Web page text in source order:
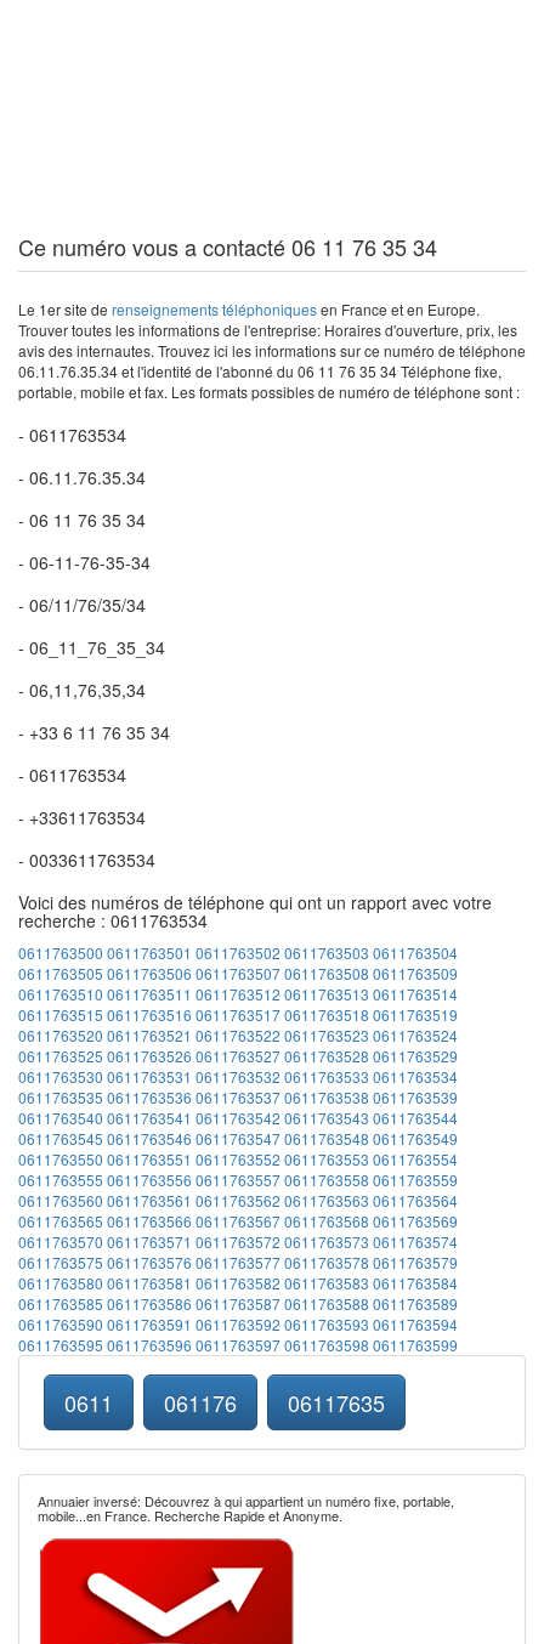
Ce numéro vous a contacté 06 11 76 35 34
Le 1er site de renseignements téléphoniquesen France et en Europe.
Trouver toutes les informations de l'entreprise: Horaires d'ouverture, prix, les
avis des internautes. Trouvez ici les informations sur ce numéro de téléphone
06.11.76.35.34 et l'identité de l'abonné du 06 11 76 35 34 Téléphone fixe,
portable, mobile et fax. Les formats possibles de numéro de téléphone sont :
- 0611763534
- 06.11.76.35.34
- 06 11 76 35 34
- 06-11-76-35-34
- 06/11/76/35/34
- 06_11_76_35_34
- 06,11,76,35,34
- +33 6 11 76 35 34
- 0611763534
- +33611763534
- 0033611763534
Voici des numéros de téléphone qui ont un rapport avec votre
recherche : 0611763534
0611763500 0611763501 0611763502 0611763503 0611763504
0611763505 0611763506 06117635070611763508 0611763509
0611763510 0611763511 0611763512 0611763513 0611763514
0611763515 0611763516 06117635170611763518 0611763519
0611763520 0611763521 0611763522 0611763523 0611763524
0611763525 0611763526 06117635270611763528 0611763529
0611763530 0611763531 0611763532 0611763533 0611763534
0611763535 0611763536 06117635370611763538 0611763539
0611763540 0611763541 0611763542 0611763543 0611763544
0611763545 0611763546 06117635470611763548 0611763549
0611763550 0611763551 0611763552 0611763553 0611763554
0611763555 0611763556 06117635570611763558 0611763559
0611763560 0611763561 0611763562 0611763563 0611763564
0611763565 0611763566 06117635670611763568 0611763569
0611763570 0611763571 0611763572 0611763573 0611763574
0611763575 0611763576 06117635770611763578 0611763579
0611763580 0611763581 0611763582 0611763583 0611763584
0611763585 0611763586 06117635870611763588 0611763589
0611763590 0611763591 0611763592 0611763593 0611763594
0611763595 0611763596 06117635970611763598 0611763599
0611 061176 06117635
Annuaier inversé: Découvrez à qui appartient un numéro fixe, portable,
mobile...en France. Recherche Rapide et Anonyme.